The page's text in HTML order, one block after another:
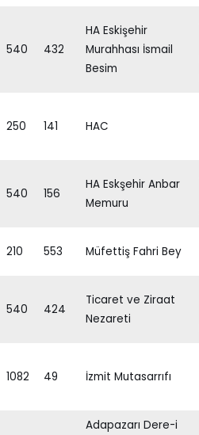
540 432
HA Eskişehir
Murahhası İsmail
Besim
250 141 HAC
540 156
HA Eskşehir Anbar
Memuru
210 553 Müfettiş Fahri Bey
540 424
Ticaret ve Ziraat
Nezareti
1082 49 İzmit Mutasarrıfı
Adapazarı Dere-i